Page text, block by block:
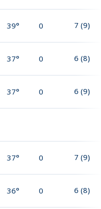
39° 0 7 (9)
37° 0 6 (8)
37° 0 6 (9)
37° 0 7 (9)
36° 0 6 (8)